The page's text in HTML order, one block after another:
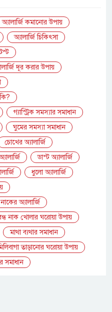
অ্যালার্জি কমানোর উপায়
অ্যালার্জি চিকিৎসা
দূর করার উপায়
গ্যাস্ট্রিক সমস্যার সমাধান
ঘুমের সমস্যা সমাধান
চোখের অ্যালার্জি
ডাস্ট অ্যালার্জি
ধুলো অ্যালার্জি
নাকের অ্যালার্জি
নাক খোলার ঘরোয়া উপায়
মাথা ব্যথার সমাধান
তাড়ানোর ঘরোয়া উপায়
সমাধান